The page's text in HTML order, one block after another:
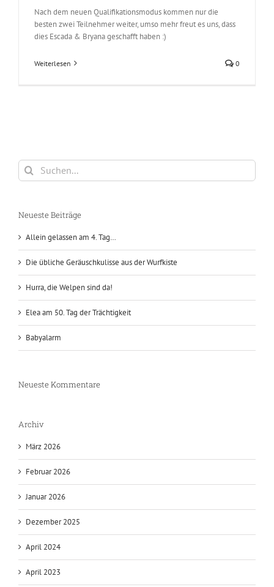
Nach dem neuen Qualifikationsmodus kommen nur die
besten zwei Teilnehmer weiter, umso mehr freut es uns, dass
dies Escada & Bryana geschafft haben :)
Weiterlesen 0
Suche
nach:
Neueste Beiträge
Allein gelassen am 4. Tag…
Die übliche Geräuschkulisse aus der Wurfkiste
Hurra, die Welpen sind da!
Elea am 50. Tag der Trächtigkeit
Babyalarm
Neueste Kommentare
Archiv
März 2026
Februar 2026
Januar 2026
Dezember 2025
April 2024
April 2023